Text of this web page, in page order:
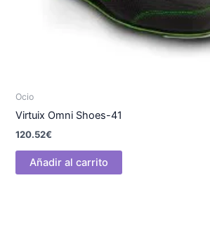
Ocio
Virtuix Omni Shoes-41
120.52€
Añadir al carrito